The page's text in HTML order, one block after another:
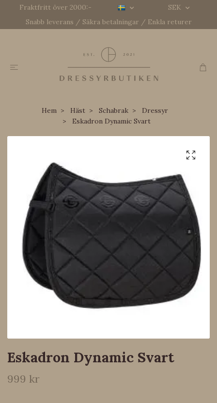
Fraktfritt över 2000:-
SEK
Snabb leverans / Säkra betalningar / Enkla returer
Hem Häst Schabrak
Dressyr
Eskadron Dynamic Svart
Eskadron Dynamic Svart
999 kr